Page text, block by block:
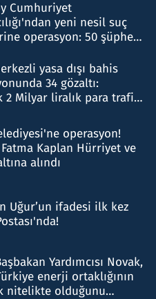
Cumhuriyet
yeni nesil suç
operasyon: 50 şüpheli
yasa dışı bahis
34 gözaltı:
2 Milyar liralık para trafiği
operasyon!
Kaplan Hürriyet ve
alındı
Uğur’un ifadesi ilk kez
Yardımcısı Novak,
enerji ortaklığının
nitelikte olduğunu